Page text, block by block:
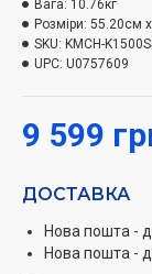
піднімання
9 599
Вага: 10.76кг
Розміри: 55.20см
SKU: KMCH-
UPC: U0757609
ДОСТАВКА
Нова пошта -
Нова пошта -